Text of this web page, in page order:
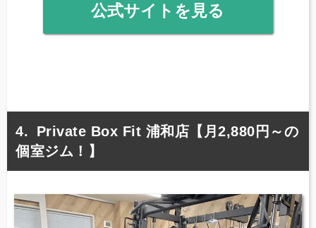
公式サイトを見る
Private Box Fit 浦和店【月2,880円～の
個室ジム！】